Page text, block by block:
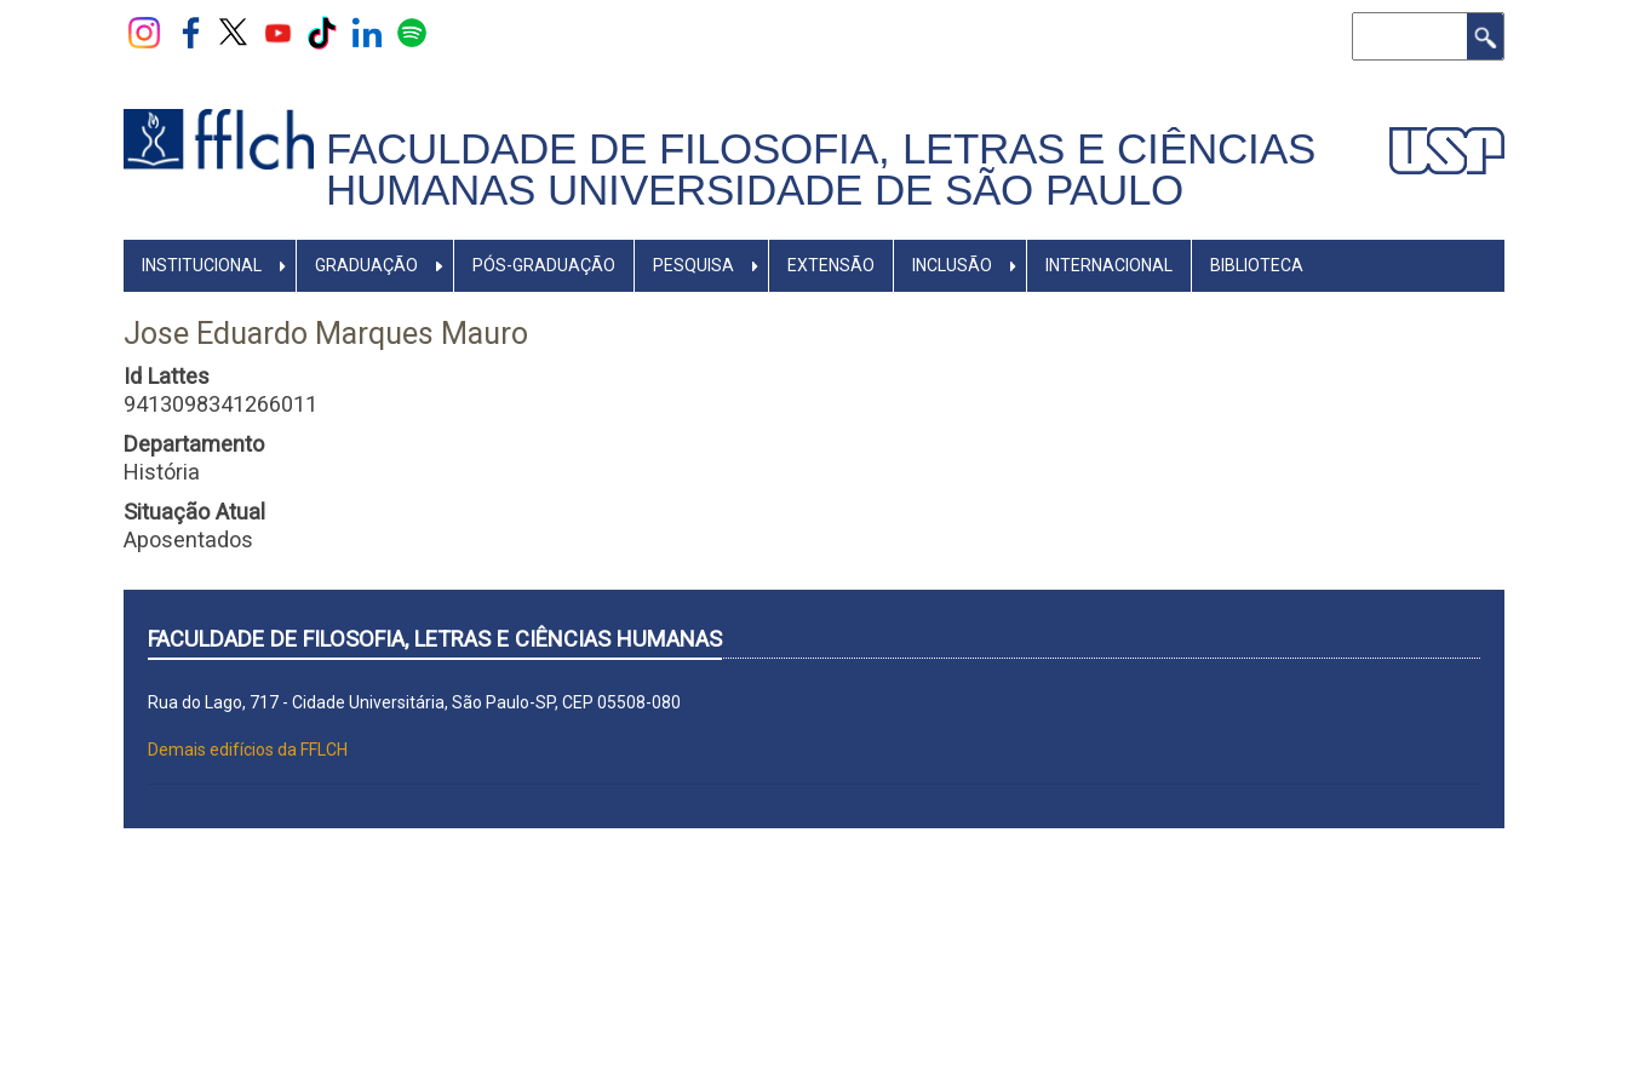
FACULDADE DE FILOSOFIA, LETRAS E CIÊNCIAS
HUMANAS UNIVERSIDADE DE SÃO PAULO
NAVEGADOR
PRINCIPAL
INSTITUCIONAL GRADUAÇÃO PÓS-GRADUAÇÃO PESQUISA EXTENSÃO INCLUSÃO INTERNACIONAL BIBLIOTECA
Jose Eduardo Marques Mauro
Id Lattes
9413098341266011
Departamento
História
Situação Atual
Aposentados
FACULDADE DE FILOSOFIA, LETRAS E CIÊNCIAS HUMANAS
Rua do Lago, 717 - Cidade Universitária, São Paulo-SP, CEP 05508-080
Demais edifícios da FFLCH